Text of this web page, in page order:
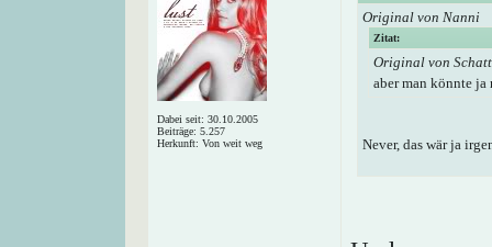
Dabei seit: 30.10.2005
Beiträge: 5.257
Herkunft: Von weit weg
Original von Nanni
Zitat:
Original von
aber man könnte
Never, das wär ja